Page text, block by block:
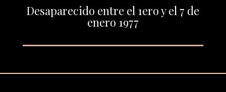
Desaparecido entre el 1ero y el 7 de
enero 1977